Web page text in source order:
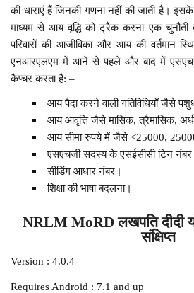
की धाराएं हैं जिनकी गणना नहीं की जाती है।
माध्यम से आय वृद्धि को ट्रैक करना एक
परिवारों की आजीविका और आय की वर्तमान
एनआरएलएम में आने से पहले और बाद में
कैप्चर करता है: –
आय पैदा करने वाली गतिविधियाँ जैसे
आय आवृत्ति जैसे मासिक, त्रैमासिक,
आय सीमा रुपये में जैसे <25000,
एसएचजी सदस्य के एसईसीसी टिन नंबर
सीडिंग आधार नंबर।
शिक्षा की भाषा बदलना।
NRLM MoRD लखपति दीदी
संक्षिप्त
Version : 4.0.4
Requires Android : 7.1 and up